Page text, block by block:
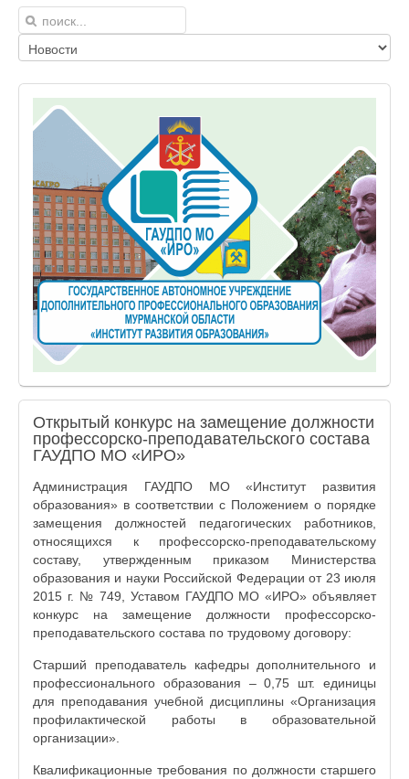
Открытый конкурс на замещение должности
профессорско-преподавательского состава
ГАУДПО МО «ИРО»
Администрация ГАУДПО МО «Институт развития
образования» в соответствии с Положением о порядке
замещения должностей педагогических работников,
относящихся к профессорско-преподавательскому
составу, утвержденным приказом Министерства
образования и науки Российской Федерации от 23 июля
2015 г. № 749, Уставом ГАУДПО МО «ИРО» объявляет
конкурс на замещение должности профессорско-
преподавательского состава по трудовому договору:
Старший преподаватель кафедры дополнительного и
профессионального образования – 0,75 шт. единицы
для преподавания учебной дисциплины «Организация
профилактической работы в образовательной
организации».
Квалификационные требования по должности старшего